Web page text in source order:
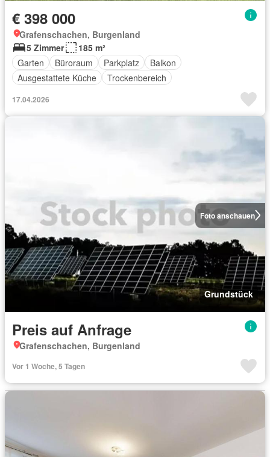
€ 398 000
Grafenschachen, Burgenland
5 Zimmer
185 m²
Garten
Büroraum Parkplatz
Balkon
Ausgestattete Küche
Trockenbereich
17.04.2026
Foto anschauen
Grundstück
Preis auf Anfrage
Grafenschachen, Burgenland
Vor 1 Woche, 5 Tagen